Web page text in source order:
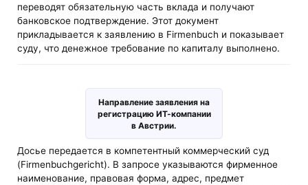
переводят обязательную часть вклада и получают
банковское подтверждение. Этот документ
прикладывается к заявлению в Firmenbuch и показывает
суду, что денежное требование по капиталу выполнено.
Направление заявления на
регистрацию ИТ-компании
в Австрии.
Досье передается в компетентный коммерческий суд
(Firmenbuchgericht). В запросе указываются фирменное
наименование, правовая форма, адрес, предмет